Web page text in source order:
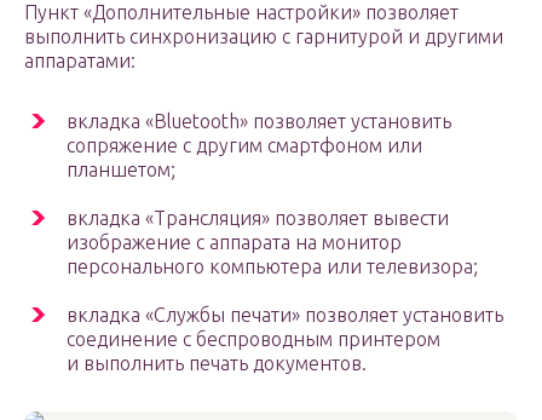
Пункт «Дополнительные настройки» позволяет
выполнить синхронизацию с гарнитурой и другими
аппаратами:
вкладка «Bluetooth» позволяет установить
сопряжение с другим смартфоном или
планшетом;
вкладка «Трансляция» позволяет вывести
изображение с аппарата на монитор
персонального компьютера или телевизора;
вкладка «Службы печати» позволяет установить
соединение с беспроводным принтером
и выполнить печать документов.